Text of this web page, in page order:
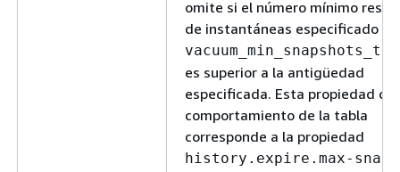
omite si el número mínimo
de instantáneas especificado
es superior a la antigüedad
especificada. Esta propiedad de
comportamiento de la tabla
corresponde a la propiedad
history.expire.max-